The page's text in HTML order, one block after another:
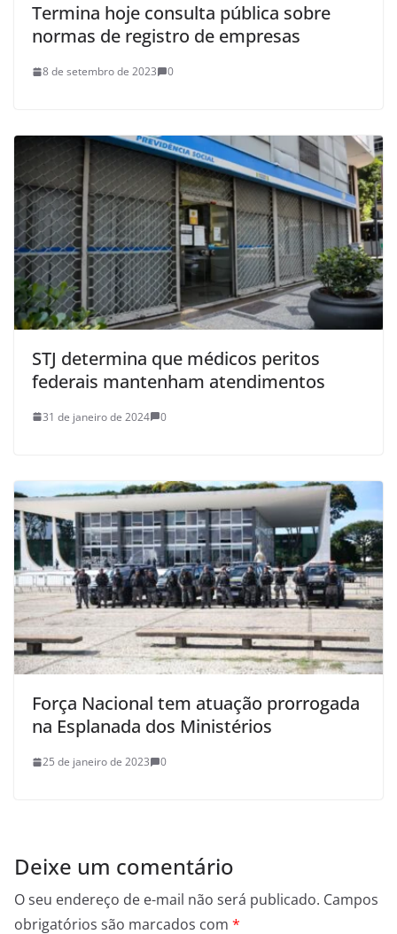
Termina hoje consulta pública sobre
normas de registro de empresas
8 de setembro de 2023 0
STJ determina que médicos peritos
federais mantenham atendimentos
31 de janeiro de 2024 0
Força Nacional tem atuação prorrogada
na Esplanada dos Ministérios
25 de janeiro de 2023 0
Deixe um comentário
O seu endereço de e-mail não será publicado. Campos
obrigatórios são marcados com *